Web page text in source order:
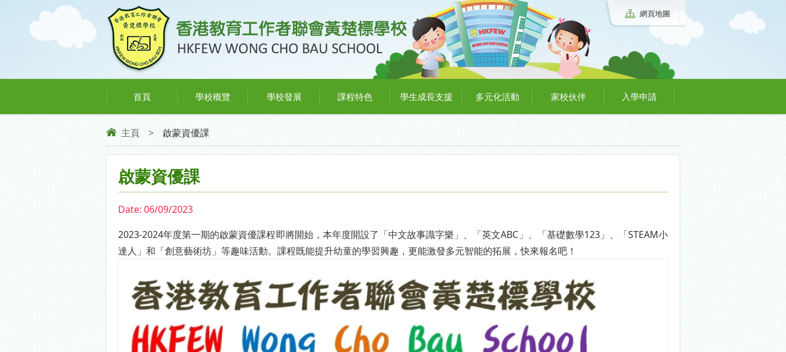
網頁地圖
首頁 學校概覽 學校發展 課程特色 學生成長支援 多元化活動 家校伙伴 入學申請
主頁 > 啟蒙資優課
啟蒙資優課
Date: 06/09/2023
2023-2024年度第一期的啟蒙資優課程即將開始，本年度開設了「中文故事識字樂」、「英文ABC」、「基礎數學123」、「STEAM小
達人」和「創意藝術坊」等趣味活動。課程既能提升幼童的學習興趣，更能激發多元智能的拓展，快來報名吧！